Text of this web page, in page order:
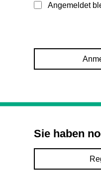
Angemeldet
Sie haben